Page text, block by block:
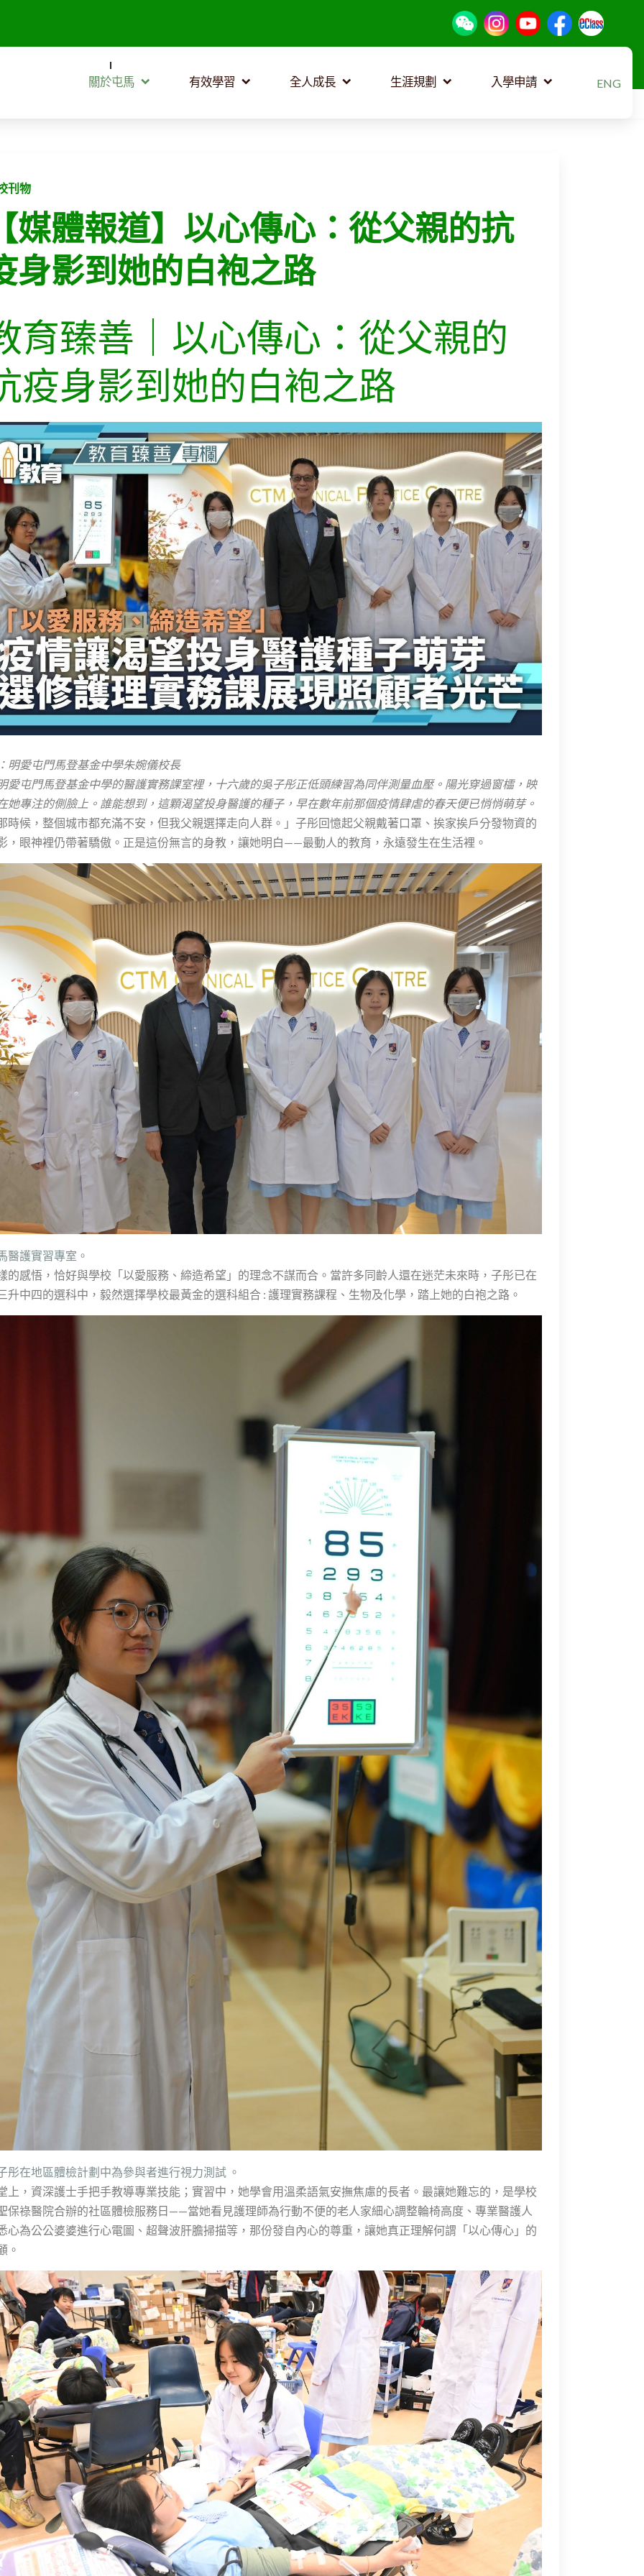
關於屯馬 有效學習 全人成長 生涯規劃 入學申請 ENG
刊物
媒體報道】以心傳心：從父親的抗
身影到她的白袍之路
育臻善｜以心傳心：從父親的
疫身影到她的白袍之路
明愛屯門馬登基金中學朱婉儀校長
愛屯門馬登基金中學的醫護實務課室裡，十六歲的吳子彤正低頭練習為同伴測量血壓。陽光穿過窗櫺，映
她專注的側臉上。誰能想到，這顆渴望投身醫護的種子，早在數年前那個疫情肆虐的春天便已悄悄萌芽。
時候，整個城市都充滿不安，但我父親選擇走向人群。」子彤回憶起父親戴著口罩、挨家挨戶分發物資的
，眼神裡仍帶著驕傲。正是這份無言的身教，讓她明白——最動人的教育，永遠發生在生活裡。
醫護實習專室。
的感悟，恰好與學校「以愛服務、締造希望」的理念不謀而合。當許多同齡人還在迷茫未來時，子彤已在
升中四的選科中，毅然選擇學校最黃金的選科組合 : 護理實務課程、生物及化學，踏上她的白袍之路。
彤在地區體檢計劃中為參與者進行視力測試 。
上，資深護士手把手教導專業技能；實習中，她學會用溫柔語氣安撫焦慮的長者。最讓她難忘的，是學校
保祿醫院合辦的社區體檢服務日——當她看見護理師為行動不便的老人家細心調整輪椅高度、專業醫護人
心為公公婆婆進行心電圖、超聲波肝膽掃描等，那份發自內心的尊重，讓她真正理解何謂「以心傳心」的
。